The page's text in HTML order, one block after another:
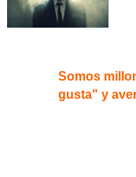
Somos
gusta" y